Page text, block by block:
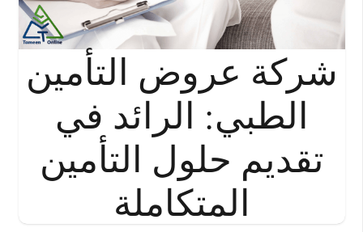
شركة عروض التأمين
الطبي: الرائد في
تقديم حلول التأمين
المتكاملة